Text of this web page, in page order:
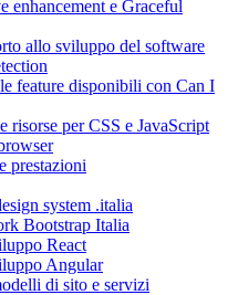
enhancement e Graceful
allo sviluppo del software
feature disponibili con Can I
risorse per CSS e JavaScript
prestazioni
system .italia
Bootstrap Italia
React
Angular
di sito e servizi